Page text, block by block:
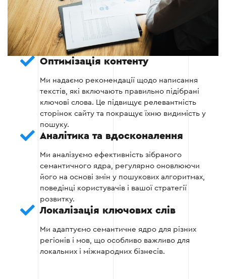
Створення структури сайту з урахуванням
семантичного ядра.
Визначення основних і другорядних
ключових слів для кожної сторінки.
Етап 4
Етап 5 — Аналіз і вдосконалення
Тестування отриманого ядра.
Постійне оновлення ключових слів на
Оптимізація контенту
Ми надаємо рекомендації щодо написання
текстів, які включають правильно підібрані
ключові слова. Це підвищує релевантність
сторінок сайту та покращує їхню видимість у
пошуку.
Аналітика та вдосконалення
Ми аналізуємо ефективність зібраного
семантичного ядра, регулярно оновлюючи
його на основі змін у пошукових алгоритмах,
поведінці користувачів і вашої стратегії
розвитку.
Локалізація ключових слів
Ми адаптуємо семантичне ядро для різних
регіонів і мов, що особливо важливо для
локальних і міжнародних бізнесів.